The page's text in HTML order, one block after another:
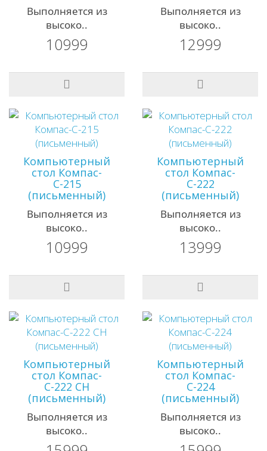
Выполняется из
высоко..
10999
Выполняется из
высоко..
12999
Компьютерный
стол Компас-
С-215
(письменный)
Выполняется из
высоко..
10999
Компьютерный
стол Компас-
С-222
(письменный)
Выполняется из
высоко..
13999
Компьютерный
стол Компас-
С-222 СН
(письменный)
Выполняется из
высоко..
Компьютерный
стол Компас-
С-224
(письменный)
Выполняется из
высоко..